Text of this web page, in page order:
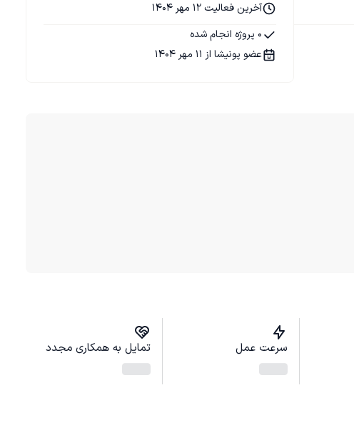
آخرین فعالیت 12 مهر 1404
0 پروژه انجام شده
عضو پونیشا از 11 مهر 1404
سرعت عمل تمایل به همکاری مجدد